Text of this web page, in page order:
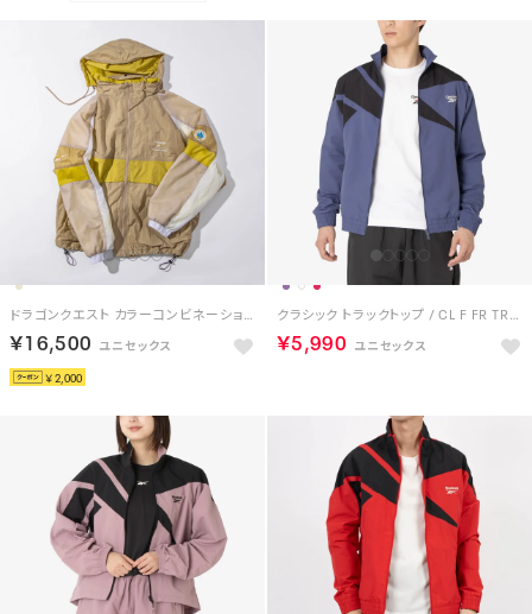
ドラゴンクエスト カラーコンビネーション トラックジャケット / DRAGON QUEST Color Combination Track Jacket （ベージュ）
￥16,500
￥2,000
クラシック トラックトップ / CL F FR TRACKTOP （パープル/ブラック）
￥5,990